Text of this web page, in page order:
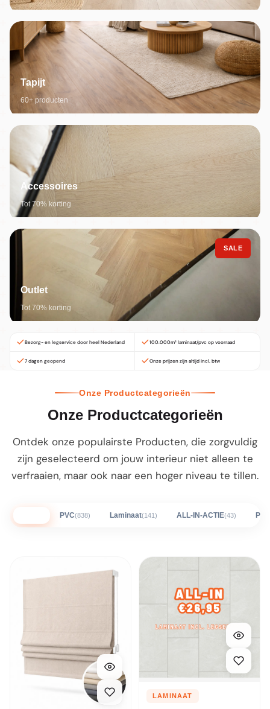
Tapijt
60+ producten
Accessoires
Tot 70% korting
SALE
Outlet
Tot 70% korting
Bezorg- en legservice door heel Nederland 100.000m² laminaat/pvc op voorraad
7 dagen geopend Onze prijzen zijn altijd incl. btw
Onze Productcategorieën
Onze Productcategorieën
Ontdek onze populairste Producten, die zorgvuldig
zijn geselecteerd om jouw interieur niet alleen te
verfraaien, maar ook naar een hoger niveau te tillen.
PVC(838) Laminaat(141) ALL-IN-ACTIE(43)
LAMINAAT